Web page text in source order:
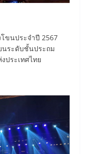
ขนประจำปี 2567
นระดับชั้นประถม
ประเทศไทย